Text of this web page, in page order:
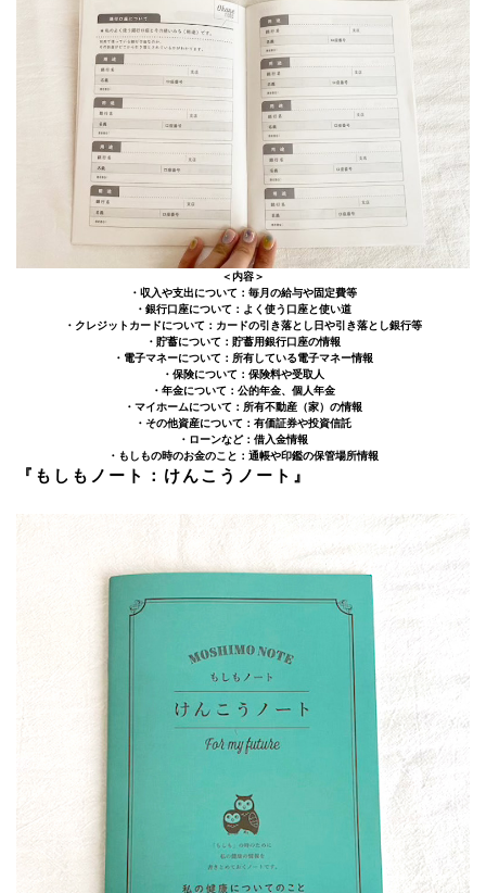
＜内容＞
・収入や支出について：毎月の給与や固定費等
・銀行口座について：よく使う口座と使い道
・クレジットカードについて：カードの引き落とし日や引き落とし銀行等
・貯蓄について：貯蓄用銀行口座の情報
・電子マネーについて：所有している電子マネー情報
・保険について：保険料や受取人
・年金について：公的年金、個人年金
・マイホームについて：所有不動産（家）の情報
・その他資産について：有価証券や投資信託
・ローンなど：借入金情報
・もしもの時のお金のこと：通帳や印鑑の保管場所情報
『もしもノート：けんこうノート』